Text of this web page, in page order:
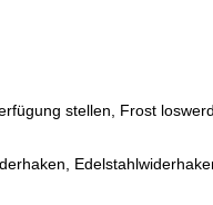
stellen, Frost